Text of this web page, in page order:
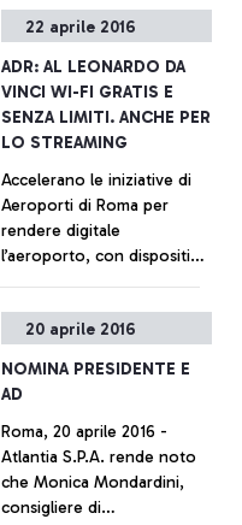
22 aprile 2016
ADR: AL LEONARDO DA
VINCI WI-FI GRATIS E
SENZA LIMITI. ANCHE PER
LO STREAMING
Accelerano le iniziative di
Aeroporti di Roma per
rendere digitale
l’aeroporto, con dispositivi
viaggio dei passeggeri
+ Approfondisci
20 aprile 2016
NOMINA PRESIDENTE E
AD
Roma, 20 aprile 2016 -
Atlantia S.P.A. rende noto
che Monica Mondardini,
consigliere di